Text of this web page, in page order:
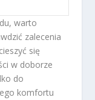
warto
zalecenia
się
w doborze
do
komfortu